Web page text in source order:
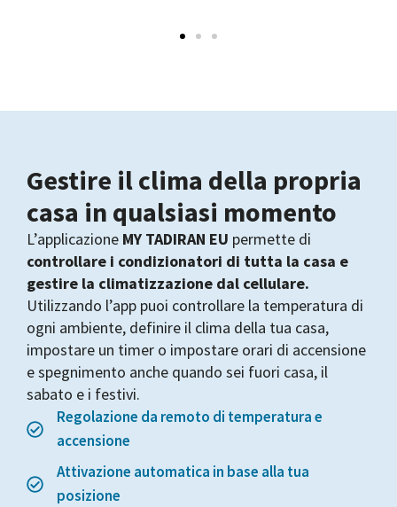
Gestire il clima della propria
casa in qualsiasi momento
L’applicazione MY TADIRAN EU permette di
controllare i condizionatori di tutta la casa e
gestire la climatizzazione dal cellulare.
Utilizzando l’app puoi controllare la temperatura di
ogni ambiente, definire il clima della tua casa,
impostare un timer o impostare orari di accensione
e spegnimento anche quando sei fuori casa, il
sabato e i festivi.
Regolazione da remoto di temperatura e
accensione
Attivazione automatica in base alla tua
posizione